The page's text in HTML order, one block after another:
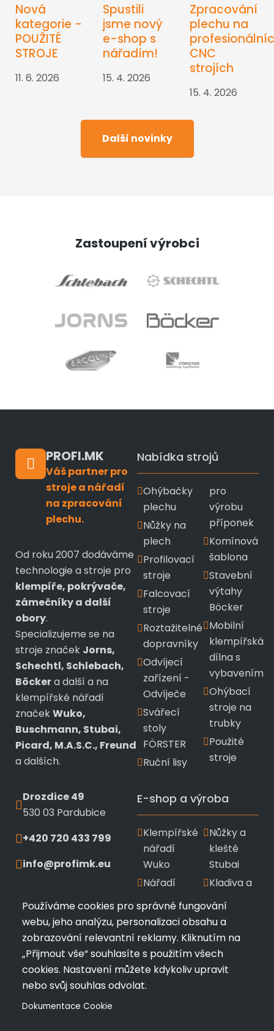
Nová
kategorie -
POUŽITÉ
STROJE
11. 6. 2026
Spustili
jsme nový
e-shop s
nářadím!
15. 4. 2026
Zpracování
plechu na
CNC
strojích
15. 4. 2026
Další novinky
Zastoupení výrobci
PROFI.MK
Váš partner pro
stroje a nářadí
na zpracování
plechu.
Od roku 2007 dodáváme
technologie a stroje pro
klempíře, pokrývače,
zámečníky a další
obory.
Specializujeme se na
stroje značek Jorns,
Schechtl, Schlebach,
Böckera další a na
klempířské nářadí
značekWuko,
Buschmann, Stubai,
Picard, M.A.S.C., Freund
a dalších.
Drozdice 49
530 03 Pardubice
+420 720 433 799
info@profimk.eu
Nabídka strojů
Ohýbačky
plechu
Nůžky na
plech
Profilovací
stroje
Falcovací
stroje
Roztažitelné
dopravníky
Odvíjecí
zařízení -
Odvíječe
Svářecí
stoly
FÖRSTER
Ruční lisy
pro
výrobu
příponek
Komínová
šablona
Stavební
výtahy
Böcker
Mobilní
klempířská
dílna s
vybavením
Ohýbací
stroje na
trubky
Použité
stroje
E-shop a výroba
Klempířské
nářadí
Wuko
Nářadí
Bushmann
Ruční
ohýbačky
a
falcovačky
Nůžky a
kleště
Stubai
Kladiva a
měřící
Zakázková
výroba
profilů
Používáme cookies pro správné fungování
webu, jeho analýzu, personalizaci obsahu a
zobrazování relevantní reklamy. Kliknutím na
„Přijmout vše“ souhlasíte s použitím všech
cookies. Nastavení můžete kdykoliv upravit
nebo svůj souhlas odvolat.
Dokumentace Cookie